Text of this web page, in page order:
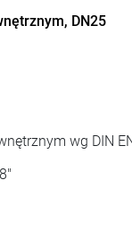
DN25
wg DIN